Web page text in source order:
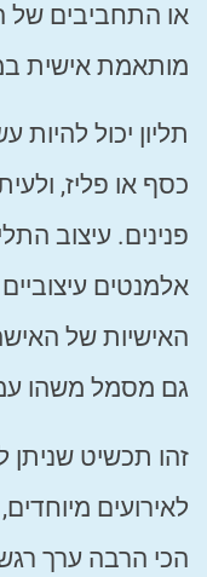
או התחביבים של
מותאמת אישית
תליון יכול להיות
כסף או פליז,
פנינים. עיצוב
אלמנטים
האישיות של
גם מסמל משהו
זהו תכשיט שניתן
לאירועים
הכי הרבה ערך